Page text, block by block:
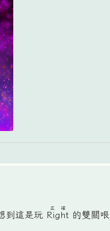
到這是玩 Right
正確
的雙關